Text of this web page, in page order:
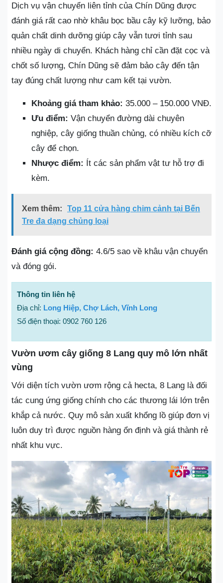
Dịch vụ vận chuyển liên tỉnh của Chín Dũng được
đánh giá rất cao nhờ khâu bọc bầu cây kỹ lưỡng, bảo
quản chất dinh dưỡng giúp cây vẫn tươi tỉnh sau
nhiều ngày di chuyển. Khách hàng chỉ cần đặt cọc và
chốt số lượng, Chín Dũng sẽ đảm bảo cây đến tận
tay đúng chất lượng như cam kết tại vườn.
Khoảng giá tham khảo: 35.000 – 150.000 VNĐ.
Ưu điểm: Vận chuyển đường dài chuyên
nghiệp, cây giống thuần chủng, có nhiều kích cỡ
cây để chọn.
Nhược điểm: Ít các sản phẩm vật tư hỗ trợ đi
kèm.
Xem thêm:
Top 11 cửa hàng chim cảnh tại Bến
Tre đa dạng chủng loại
Đánh giá cộng đồng: 4.6/5 sao về khâu vận chuyển
và đóng gói.
Thông tin liên hệ
Địa chỉ: Long Hiệp, Chợ Lách, Vĩnh Long
Số điện thoại: 0902 760 126
Vườn ươm cây giống 8 Lang quy mô lớn nhất
vùng
Với diện tích vườn ươm rộng cả hecta, 8 Lang là đối
tác cung ứng giống chính cho các thương lái lớn trên
khắp cả nước. Quy mô sản xuất khổng lồ giúp đơn vị
luôn duy trì được nguồn hàng ổn định và giá thành rẻ
nhất khu vực.